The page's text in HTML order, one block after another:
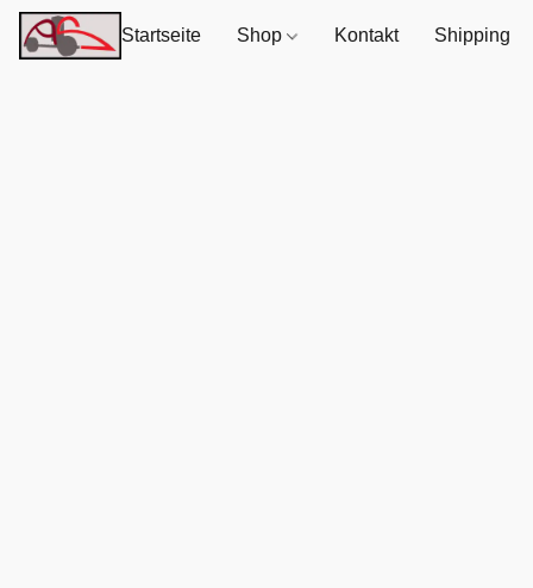
Startseite Shop Kontakt Shipping